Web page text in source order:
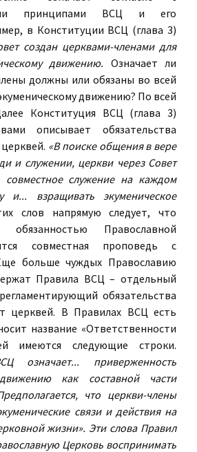
принципами ВСЦ и его
в Конституции ВСЦ (глава 3)
создан церквами-членами для
движению. Означает ли
должны или обязаны во всей
движению? По всей
Конституция ВСЦ (глава 3)
описывает обязательства
«В поиске общения в вере
и служении, церкви через Совет
совместное служение на каждом
взращивать экуменическое
слов напрямую следует, что
обязанностью Православной
совместная проповедь с
больше чуждых Православию
Правила ВСЦ – отдельный
обязательства
церквей. В Правилах ВСЦ есть
название «Ответственности
имеются следующие строки.
означает... приверженность
как составной части
что церкви-члены
связи и действия на
жизни». Эти слова Правил
Церковь воспринимать